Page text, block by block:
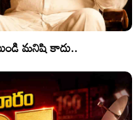
మనిషి కాదు..